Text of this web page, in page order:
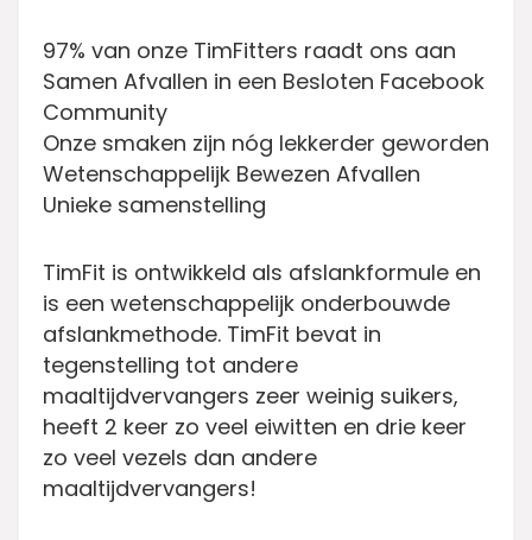
97% van onze TimFitters raadt ons aan
Samen Afvallen in een Besloten Facebook
Community
Onze smaken zijn nóg lekkerder geworden
Wetenschappelijk Bewezen Afvallen
Unieke samenstelling
TimFit is ontwikkeld als afslankformule en
is een wetenschappelijk onderbouwde
afslankmethode. TimFit bevat in
tegenstelling tot andere
maaltijdvervangers zeer weinig suikers,
heeft 2 keer zo veel eiwitten en drie keer
zo veel vezels dan andere
maaltijdvervangers!